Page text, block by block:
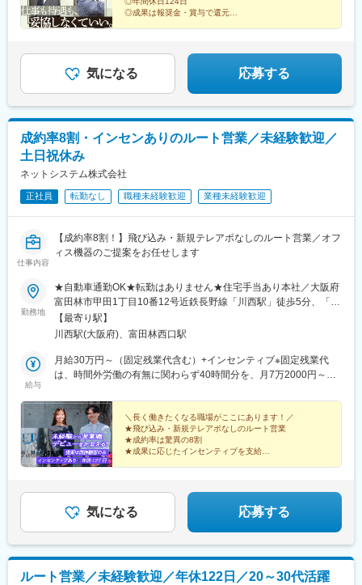
◎成果は報奨金・賞与で還元
◎商品力を武器に、営業としてさらに成長できる環境で
す
気になる 応募する
成約率8割・インセンありのルート営業／未経験歓迎／
土日祝休み
ネットシステム株式会社
正社員 転勤なし 職種未経験歓迎 業種未経験歓迎
仕事内容
【成約率8割！】飛び込み・新規テレアポなしのルート営業／オフ
ィス機器のご提案をお任せします
勤務地
★自動車通勤OK★転勤はありません★住宅手当あり本社／大阪府
富田林市甲田1丁目10番12号近鉄長野線「川西駅」徒歩5分、「富
田林西口駅」徒歩10分※受動喫煙対策：屋内禁煙
【最寄り駅】
川西駅(大阪府)、富田林西口駅
給与
月給30万円～（固定残業代含む）+インセンティブ※固定残業代
は、時間外労働の有無に関わらず40時間分を、月7万2000円～支
ルを考慮し、当社規定に基づき決定します＜試用期間中の給与＞
月給20万円+残業代別途支給＼成果をしっかり給与に還元／扱う
商材はコピー機などオフィスに欠かせないものであり、ルート営
業ながら成果はしっかりインセンティブとして給与に還元。イン
センティブだけで60万円に達した先輩もいます。＜月収例＞月収
＼長く働きたくなる職場がここにあります！／
★飛び込み・新規テレアポなしのルート営業
★成約率は驚異の8割
★成果に応じたインセンティブを支給
気になる 応募する
ルート営業／未経験歓迎／年休122日／20～30代活躍